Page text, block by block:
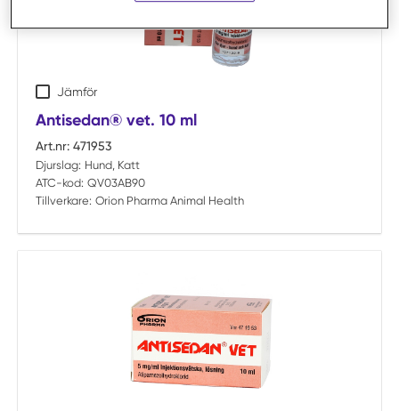
Jämför
Antisedan® vet. 10 ml
Art.nr: 471953
Djurslag: Hund, Katt
ATC-kod: QV03AB90
Tillverkare: Orion Pharma Animal Health